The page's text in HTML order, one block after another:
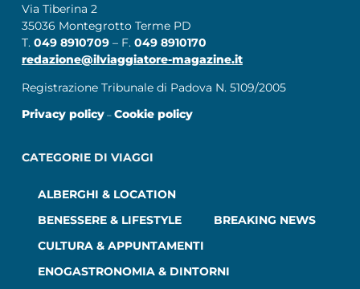
Via Tiberina 2
35036 Montegrotto Terme PD
T. 049 8910709 – F. 049 8910170
redazione@ilviaggiatore-magazine.it
Registrazione Tribunale di Padova N. 5109/2005
Privacy policy– Cookie policy
CATEGORIE DI VIAGGI
ALBERGHI & LOCATION
BENESSERE & LIFESTYLE
BREAKING NEWS
CULTURA & APPUNTAMENTI
ENOGASTRONOMIA & DINTORNI